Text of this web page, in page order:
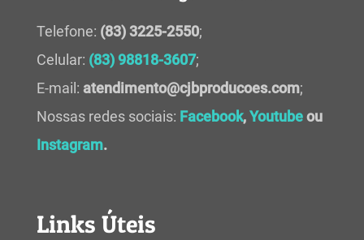
Telefone: (83) 3225-2550;
Celular: (83) 98818-3607;
E-mail: atendimento@cjbproducoes.com;
Nossas redes sociais: Facebook,Youtubeou
Instagram.
Links Úteis